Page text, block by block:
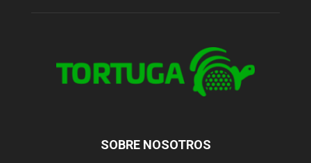
SOBRE NOSOTROS